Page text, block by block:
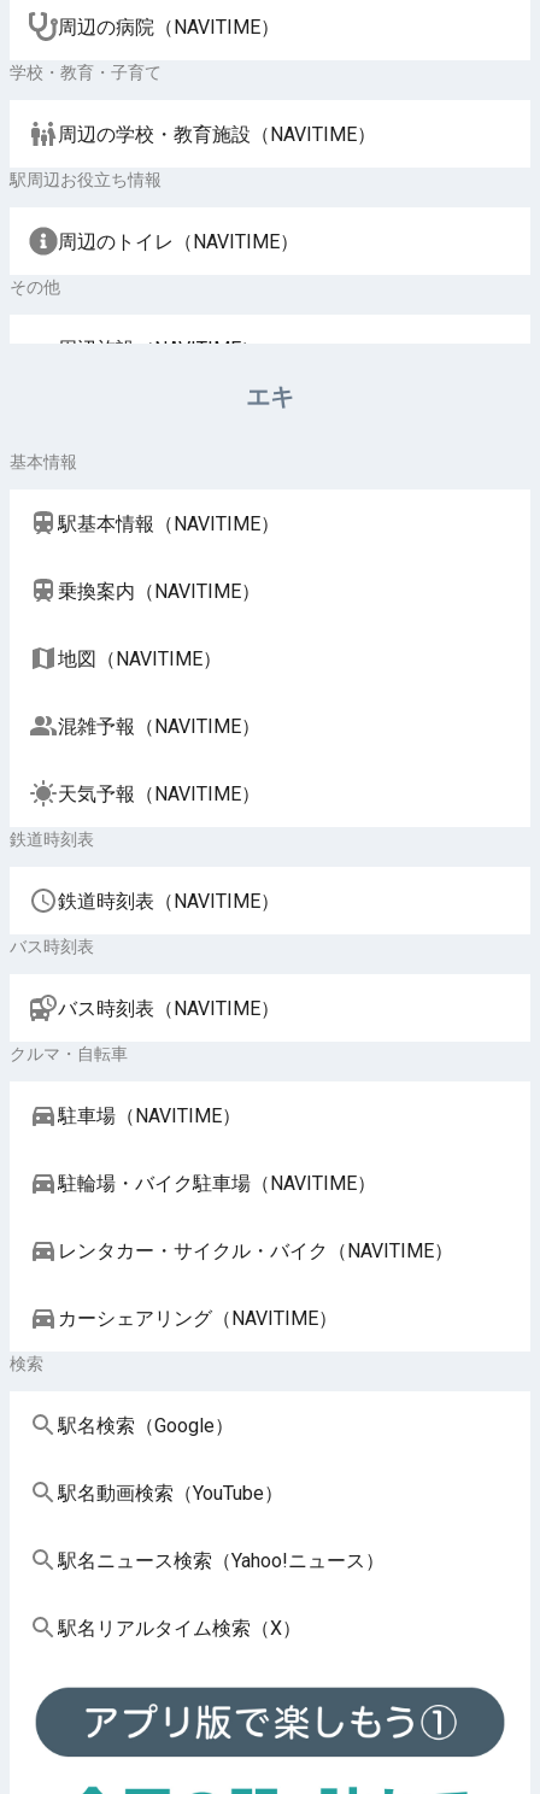
周辺の病院（NAVITIME）
学校・教育・子育て
周辺の学校・教育施設（NAVITIME）
駅周辺お役立ち情報
周辺のトイレ（NAVITIME）
その他
周辺施設（NAVITIME）
エキ
基本情報
駅基本情報（NAVITIME）
乗換案内（NAVITIME）
地図（NAVITIME）
混雑予報（NAVITIME）
天気予報（NAVITIME）
鉄道時刻表
鉄道時刻表（NAVITIME）
バス時刻表
バス時刻表（NAVITIME）
クルマ・自転車
駐車場（NAVITIME）
駐輪場・バイク駐車場（NAVITIME）
レンタカー・サイクル・バイク（NAVITIME）
カーシェアリング（NAVITIME）
検索
駅名検索（Google）
駅名動画検索（YouTube）
駅名ニュース検索（Yahoo!ニュース）
駅名リアルタイム検索（X）